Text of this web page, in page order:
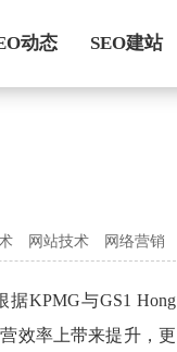
动态 SEO建站
网站技术 网络营销
KPMG与GS1 Hong
效率上带来提升，更